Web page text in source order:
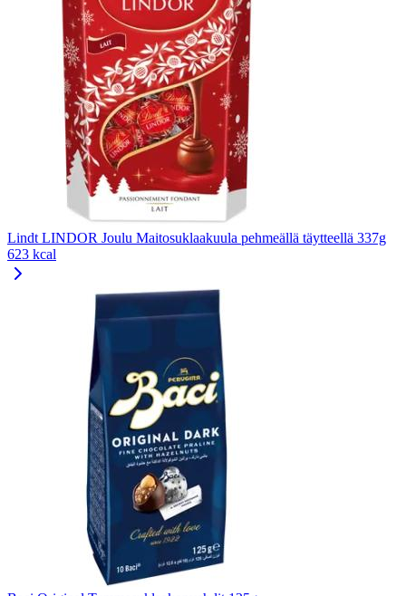
Lindt LINDOR Joulu Maitosuklaakuula pehmeällä täytteellä 337g
623 kcal